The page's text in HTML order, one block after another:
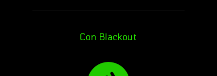
Con Blackout